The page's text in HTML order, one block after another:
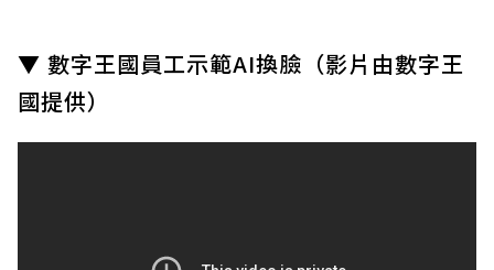
▼ 數字王國員工示範AI換臉（影片由數字王
國提供）